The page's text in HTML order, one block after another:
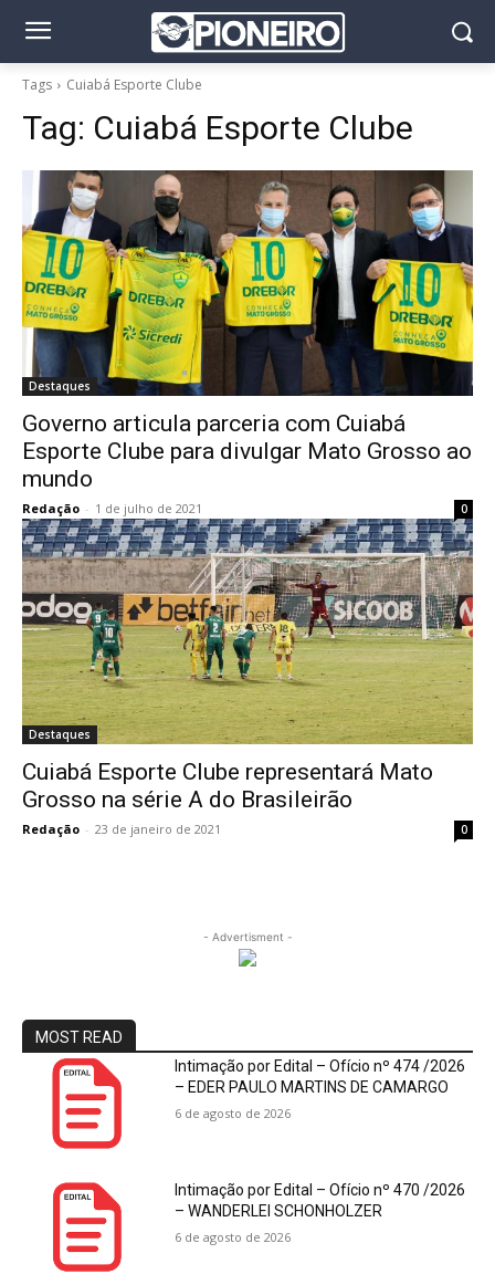
Tags Cuiabá Esporte Clube
Tag: Cuiabá Esporte Clube
Destaques
Governo articula parceria com Cuiabá
Esporte Clube para divulgar Mato Grosso ao
mundo
Redação - 1 de julho de 2021 0
Destaques
Cuiabá Esporte Clube representará Mato
Grosso na série A do Brasileirão
Redação - 23 de janeiro de 2021 0
- Advertisment -
MOST READ
Intimação por Edital – Ofício nº 474 /2026
– EDER PAULO MARTINS DE CAMARGO
6 de agosto de 2026
Intimação por Edital – Ofício nº 470 /2026
– WANDERLEI SCHONHOLZER
6 de agosto de 2026